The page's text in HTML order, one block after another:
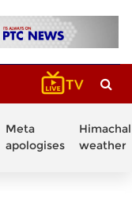
Meta
apologises
Himachal
weather